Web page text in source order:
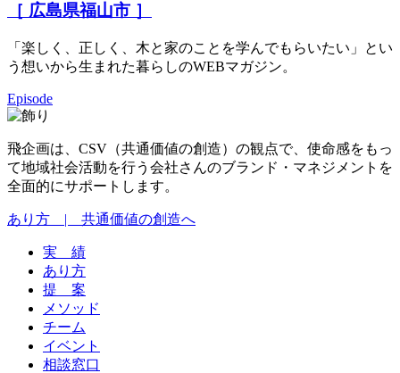
［ 広島県福山市 ］
「楽しく、正しく、木と家のことを学んでもらいたい」とい
う想いから生まれた暮らしのWEBマガジン。
Episode
飛企画は、CSV（共通価値の創造）の観点で、使命感をもっ
て地域社会活動を行う会社さんのブランド・マネジメントを
全面的にサポートします。
あり方 | 共通価値の創造へ
実 績
あり方
提 案
メソッド
チーム
イベント
相談窓口